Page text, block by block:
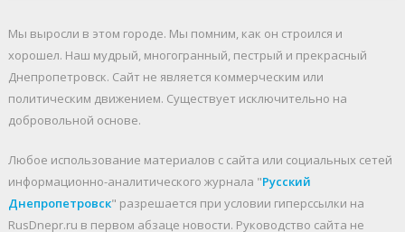
Мы выросли в этом городе. Мы помним, как он строился и
хорошел. Наш мудрый, многогранный, пестрый и прекрасный
Днепропетровск. Cайт не является коммерческим или
политическим движением. Существует исключительно на
добровольной основе.
Любое использование материалов c сайта или социальных сетей
информационно-аналитического журнала "Русский
Днепропетровск" разрешается при условии гиперссылки на
RusDnepr.ru в первом абзаце новости. Руководство сайта не